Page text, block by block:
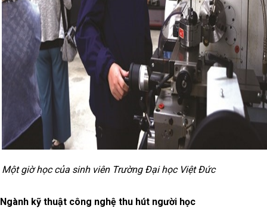
Một giờ học của sinh viên Trường Đại học Việt Đức
Ngành kỹ thuật công nghệ thu hút người học